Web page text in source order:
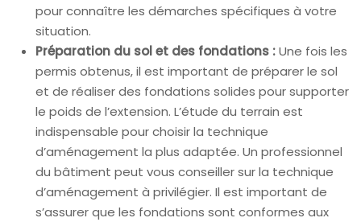
pour connaître les démarches spécifiques à votre
situation.
Préparation du sol et des fondations :Une fois les
permis obtenus, il est important de préparer le sol
et de réaliser des fondations solides pour supporter
le poids de l’extension. L’étude du terrain est
indispensable pour choisir la technique
d’aménagement la plus adaptée. Un professionnel
du bâtiment peut vous conseiller sur la technique
d’aménagement à privilégier. Il est important de
s’assurer que les fondations sont conformes aux